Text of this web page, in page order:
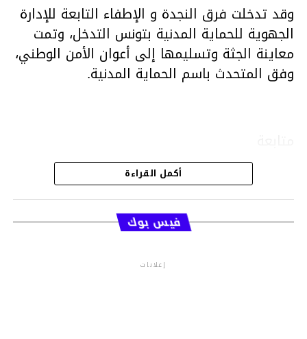
وقد تدخلت فرق النجدة و الإطفاء التابعة للإدارة
الجهوية للحماية المدنية بتونس التدخل، وتمت
معاينة الجثة وتسليمها إلى أعوان الأمن الوطني،
وفق المتحدث باسم الحماية المدنية.
قسم الاخبار
أكمل القراءة
فيس بوك
إعلانات